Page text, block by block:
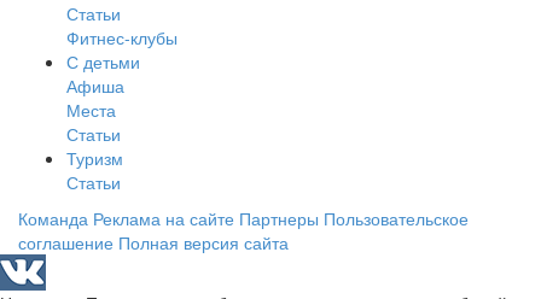
Статьи
Фитнес-клубы
С детьми
Афиша
Места
Статьи
Туризм
Статьи
Команда Реклама на сайте Партнеры Пользовательское
соглашение Полная версия сайта